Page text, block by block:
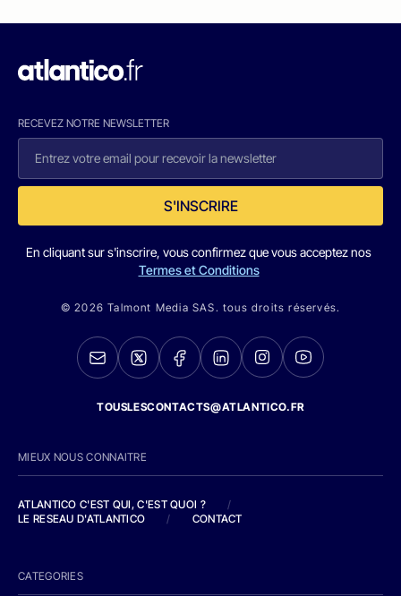
RECEVEZ NOTRE NEWSLETTER
S'INSCRIRE
En cliquant sur s'inscrire, vous confirmez que vous acceptez nos
Termes et Conditions
© 2026 Talmont Media SAS. tous droits réservés.
TOUSLESCONTACTS@ATLANTICO.FR
MIEUX NOUS CONNAITRE
ATLANTICO C'EST QUI, C'EST QUOI ?
/
LE RESEAU D'ATLANTICO
/ CONTACT
CATEGORIES